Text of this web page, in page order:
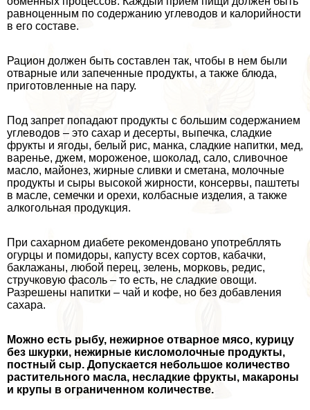
равноценным по содержанию углеводов и калорийности
в его составе.
Рацион должен быть составлен так, чтобы в нем были
отварные или запеченные продукты, а также блюда,
приготовленные на пару.
Под запрет попадают продукты с большим содержанием
углеводов – это сахар и десерты, выпечка, сладкие
фрукты и ягоды, белый рис, манка, сладкие напитки, мед,
варенье, джем, мороженое, шоколад, сало, сливочное
масло, майонез, жирные сливки и сметана, молочные
продукты и сыры высокой жирности, консервы, паштеты
в масле, семечки и орехи, колбасные изделия, а также
алкогольная продукция.
При сахарном диабете рекомендовано употрeбллять
огурцы и помидоры, капусту всех сортов, кабачки,
баклажаны, любой перец, зелень, морковь, редис,
стручковую фасоль – то есть, не сладкие овощи.
Разрешены напитки – чай и кофе, но без добавления
сахара.
Можно есть рыбу, нежирное отварное мясо, курицу
без шкурки, нежирные кисломолочные продукты,
постный сыр. Допускается небольшое количество
растительного масла, несладкие фрукты, макароны
и крупы в ограниченном количестве.